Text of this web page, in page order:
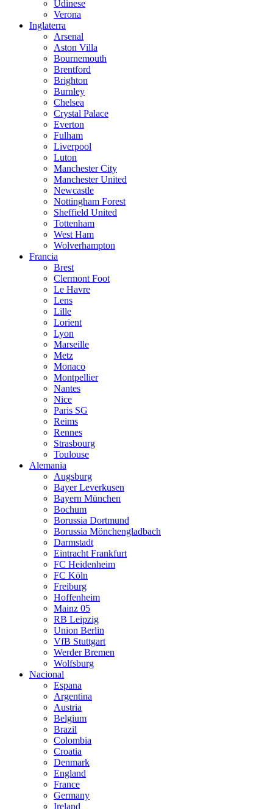
Udinese
Verona
Inglaterra
Arsenal
Aston Villa
Bournemouth
Brentford
Brighton
Burnley
Chelsea
Crystal Palace
Everton
Fulham
Liverpool
Luton
Manchester City
Manchester United
Newcastle
Nottingham Forest
Sheffield United
Tottenham
West Ham
Wolverhampton
Francia
Brest
Clermont Foot
Le Havre
Lens
Lille
Lorient
Lyon
Marseille
Metz
Monaco
Montpellier
Nantes
Nice
Paris SG
Reims
Rennes
Strasbourg
Toulouse
Alemania
Augsburg
Bayer Leverkusen
Bayern München
Bochum
Borussia Dortmund
Borussia Mönchengladbach
Darmstadt
Eintracht Frankfurt
FC Heidenheim
FC Köln
Freiburg
Hoffenheim
Mainz 05
RB Leipzig
Union Berlin
VfB Stuttgart
Werder Bremen
Wolfsburg
Nacional
Espana
Argentina
Austria
Belgium
Brazil
Colombia
Croatia
Denmark
England
France
Germany
Ireland